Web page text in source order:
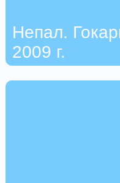
Непал.
2009 г.